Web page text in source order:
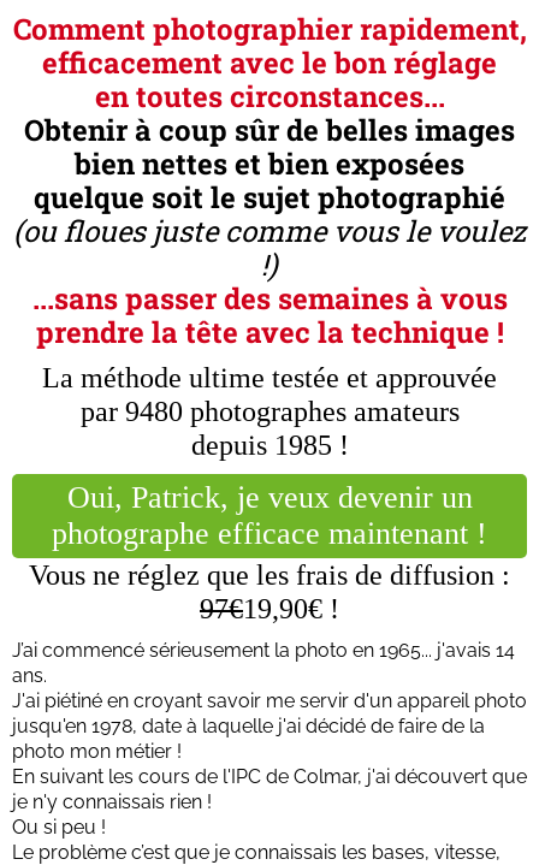
Comment photographier rapidement,
efficacement avec le bon réglage
en toutes circonstances...
Obtenir à coup sûrde belles images
bien nettes et bien exposées
quelque soit le sujet photographié
(ou floues juste comme vous le voulez
!)
...sans passer des semaines à vous
prendre la tête avec la technique !
La méthode ultime testée et approuvée
par 9480 photographes amateurs
depuis 1985 !
Oui, Patrick, je veux devenir un
photographe efficace maintenant !
Vous ne réglez que les frais de diffusion :
97€19,90€ !
J’ai commencé sérieusement la photo en 1965... j'avais 14
ans.
J'ai piétiné en croyant savoir me servir d'un appareil photo
jusqu'en 1978, date à laquelle j'ai décidé de faire de la
photo mon métier !
En suivant les cours de l'IPC de Colmar, j'ai découvert que
je n'y connaissais rien !
Ou si peu !
Le problème c’est que je connaissais les bases, vitesse,